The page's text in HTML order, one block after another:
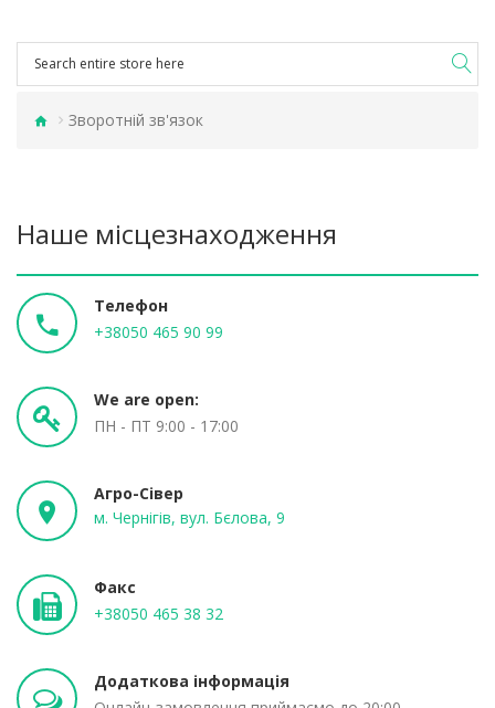
Зворотній зв'язок
Наше місцезнаходження
Телефон
+38050 465 90 99
We are open:
ПН - ПТ 9:00 - 17:00
Агро-Сівер
м. Чернігів, вул. Бєлова, 9
Факс
+38050 465 38 32
Додаткова інформація